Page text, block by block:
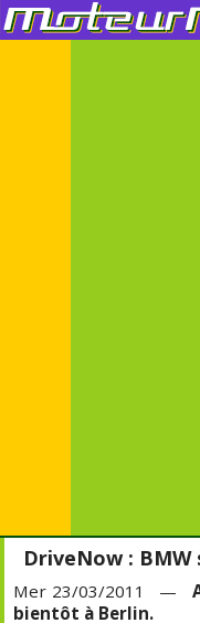
DriveNow :
Mer 23/03/2011 —
bientôt à Berlin.